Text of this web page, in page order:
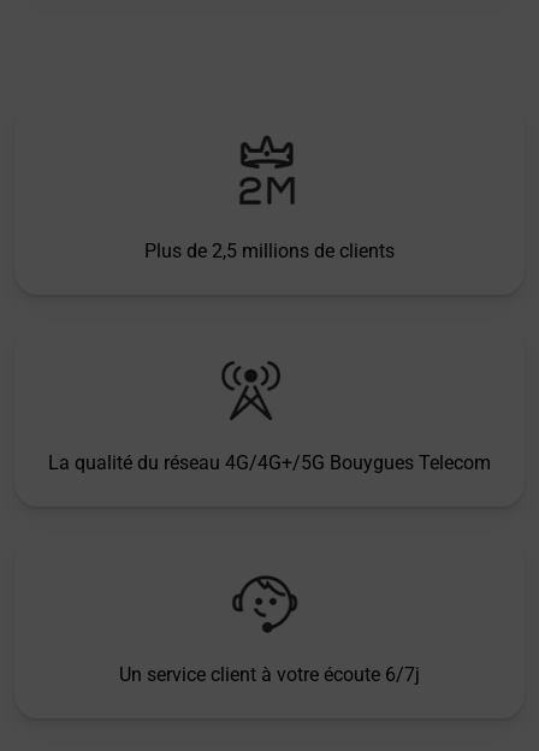
Plus de 2,5 millions de clients
La qualité du réseau 4G/4G+/5G Bouygues Telecom
Un service client à votre écoute 6/7j